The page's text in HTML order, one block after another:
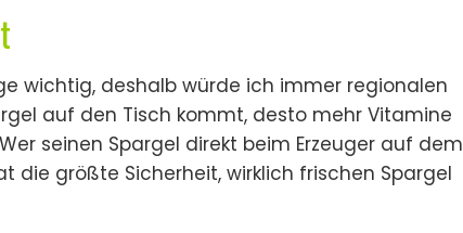
wichtig, deshalb würde ich immer regionalen
auf den Tisch kommt, desto mehr Vitamine
seinen Spargel direkt beim Erzeuger auf dem
die größte Sicherheit, wirklich frischen Spargel